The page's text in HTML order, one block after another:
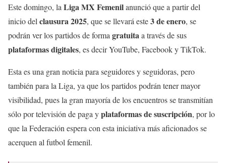
Este domingo, la Liga MX Femenilanunció que a partir del
inicio del clausura 2025, que se llevará este3 de enero, se
podrán ver los partidos de forma gratuitaa través de sus
plataformas digitales, es decir YouTube, Facebook y TikTok.
Esta es una gran noticia para seguidores y seguidoras, pero
también para la Liga, ya que los partidos podrán tener mayor
visibilidad, pues la gran mayoría de los encuentros se transmitían
sólo por televisión de paga yplataformas de suscripción, por lo
que la Federación espera con esta iniciativa más aficionados se
acerquen al futbol femenil.